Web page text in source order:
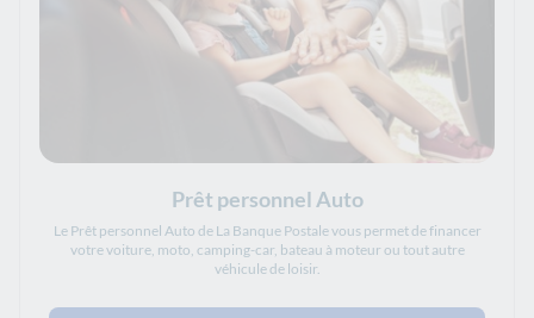
Prêt personnel Auto
Le Prêt personnel Auto de La Banque Postale vous permet de financer
votre voiture, moto, camping-car, bateau à moteur ou tout autre
véhicule de loisir.